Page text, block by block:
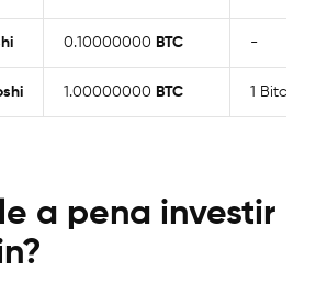
0.10000000 BTC
1.00000000 BTC
-
1 Bitcoin
a pena investir